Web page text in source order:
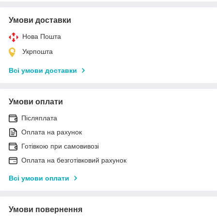
Умови доставки
Нова Пошта
Укрпошта
Всі умови доставки
Умови оплати
Післяплата
Оплата на рахунок
Готівкою при самовивозі
Оплата на безготівковий рахунок
Всі умови оплати
Умови повернення